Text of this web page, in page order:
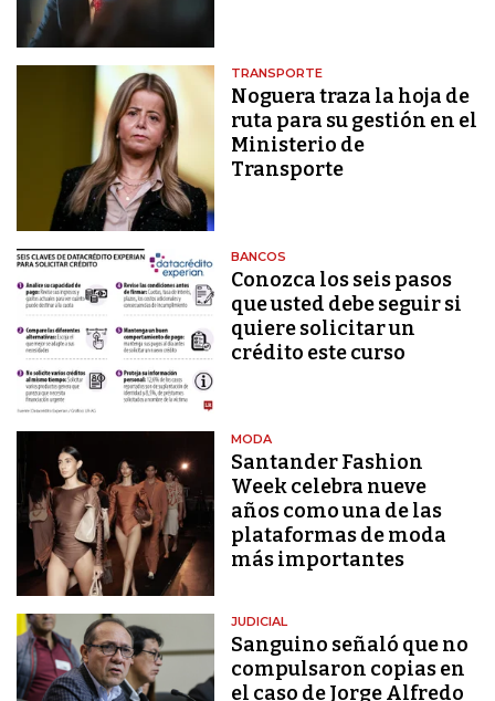
TRANSPORTE
Noguera traza la hoja de
ruta para su gestión en el
Ministerio de
Transporte
BANCOS
Conozca los seis pasos
que usted debe seguir si
quiere solicitar un
crédito este curso
MODA
Santander Fashion
Week celebra nueve
años como una de las
plataformas de moda
más importantes
JUDICIAL
Sanguino señaló que no
compulsaron copias en
el caso de Jorge Alfredo